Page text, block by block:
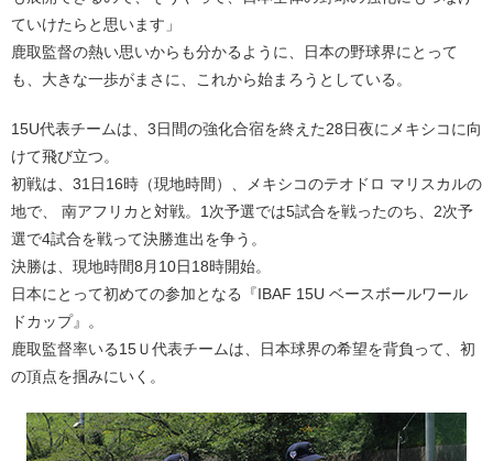
ていけたらと思います」
鹿取監督の熱い思いからも分かるように、日本の野球界にとって
も、大きな一歩がまさに、これから始まろうとしている。
15U代表チームは、3日間の強化合宿を終えた28日夜にメキシコに向
けて飛び立つ。
初戦は、31日16時（現地時間）、メキシコのテオドロ マリスカルの
地で、 南アフリカと対戦。1次予選では5試合を戦ったのち、2次予
選で4試合を戦って決勝進出を争う。
決勝は、現地時間8月10日18時開始。
日本にとって初めての参加となる『IBAF 15U ベースボールワール
ドカップ』。
鹿取監督率いる15Ｕ代表チームは、日本球界の希望を背負って、初
の頂点を掴みにいく。